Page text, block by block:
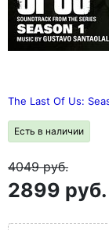
The Last Of Us:
Есть в наличии
4049руб.
2899 руб.